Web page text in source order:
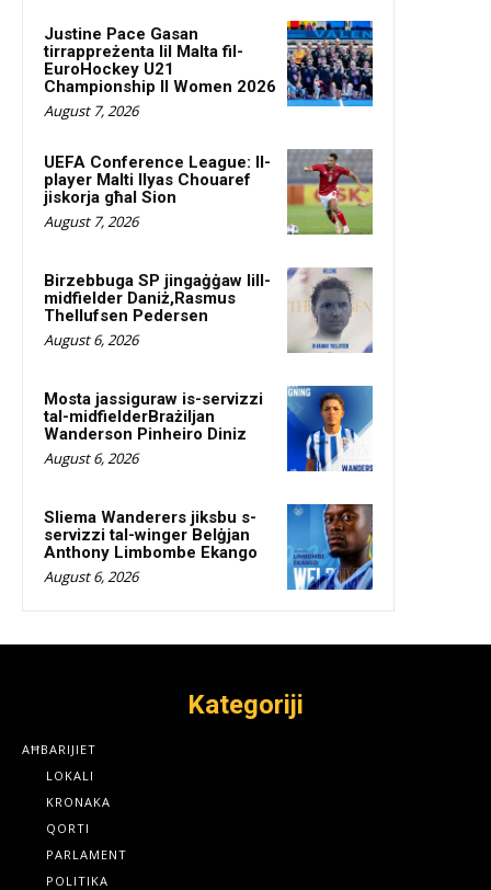
Justine Pace Gasan
tirrappreżenta lil Malta fil-
EuroHockey U21
Championship II Women 2026
August 7, 2026
UEFA Conference League: Il-
player Malti Ilyas Chouaref
jiskorja għal Sion
August 7, 2026
Birzebbuga SP jingaġġaw lill-
midfielder Daniż,Rasmus
Thellufsen Pedersen
August 6, 2026
Mosta jassiguraw is-servizzi
tal-midfielderBrażiljan
Wanderson Pinheiro Diniz
August 6, 2026
Sliema Wanderers jiksbu s-
servizzi tal-winger Belġjan
Anthony Limbombe Ekango
August 6, 2026
Kategoriji
AĦBARIJIET
LOKALI
KRONAKA
QORTI
PARLAMENT
POLITIKA